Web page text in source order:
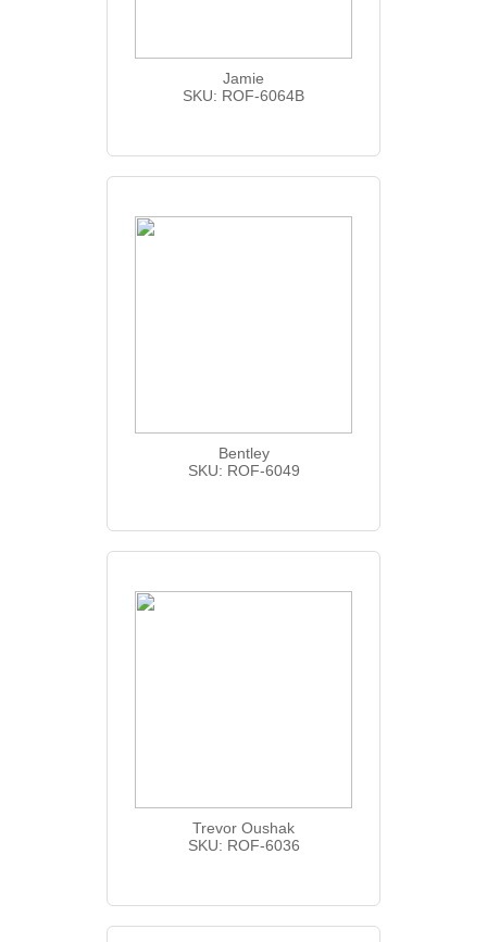
Jamie
SKU: ROF-6064B
Bentley
SKU: ROF-6049
Trevor Oushak
SKU: ROF-6036